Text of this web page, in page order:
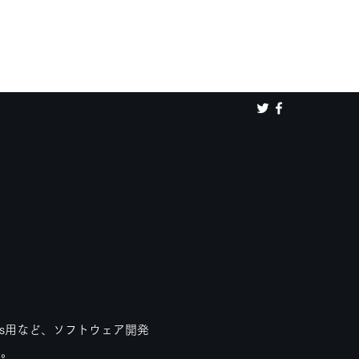
など、ソフトウェア開発